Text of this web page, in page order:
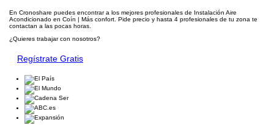
En Cronoshare puedes encontrar a los mejores profesionales de Instalación Aire
Acondicionado en Coín | Más confort. Pide precio y hasta 4 profesionales de tu zona te
contactan a las pocas horas.
¿Quieres trabajar con nosotros?
Regístrate Gratis